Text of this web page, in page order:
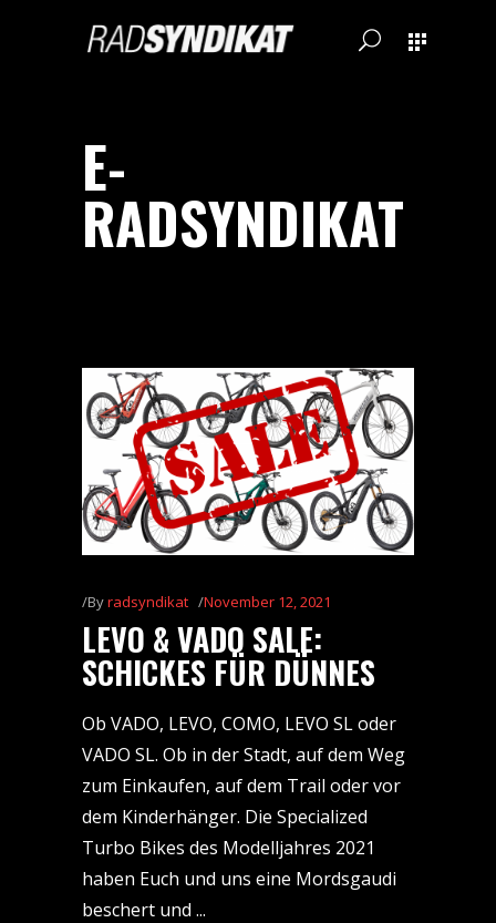
E-
RADSYNDIKAT
Byradsyndikat November 12, 2021
LEVO & VADO SALE:
SCHICKES FÜR DÜNNES
Ob VADO, LEVO, COMO, LEVO SL oder
VADO SL. Ob in der Stadt, auf dem Weg
zum Einkaufen, auf dem Trail oder vor
dem Kinderhänger. Die Specialized
Turbo Bikes des Modelljahres 2021
haben Euch und uns eine Mordsgaudi
beschert und